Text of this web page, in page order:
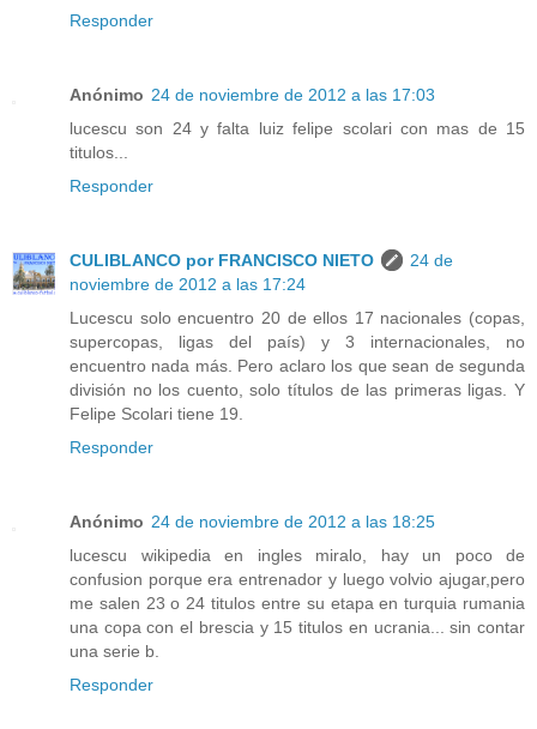
Responder
Anónimo 24 de noviembre de 2012 a las 17:03
lucescu son 24 y falta luiz felipe scolari con mas de 15
titulos...
Responder
CULIBLANCO por FRANCISCO NIETO
24 de
noviembre de 2012 a las 17:24
Lucescu solo encuentro 20 de ellos 17 nacionales (copas,
supercopas, ligas del país) y 3 internacionales, no
encuentro nada más. Pero aclaro los que sean de segunda
división no los cuento, solo títulos de las primeras ligas. Y
Felipe Scolari tiene 19.
Responder
Anónimo 24 de noviembre de 2012 a las 18:25
lucescu wikipedia en ingles miralo, hay un poco de
confusion porque era entrenador y luego volvio ajugar,pero
me salen 23 o 24 titulos entre su etapa en turquia rumania
una copa con el brescia y 15 titulos en ucrania... sin contar
una serie b.
Responder